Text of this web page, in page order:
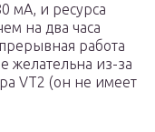
мА, и ресурса
на два часа
работа
желательна из-за
VT2 (он не имеет